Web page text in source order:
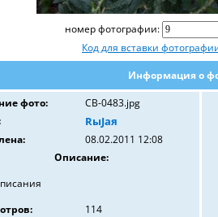
номер фотографии:
Код для вставки
Информация о
фото:
СВ-0483.jpg
RыJaя
08.02.2011 12:08
Описание:
114